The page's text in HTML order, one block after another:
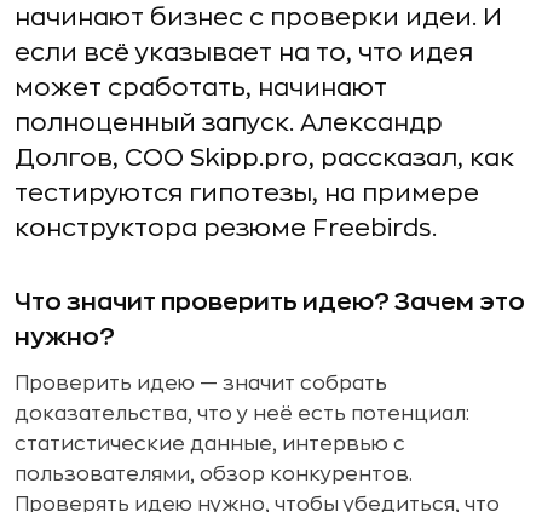
начинают бизнес с проверки идеи. И
если всё указывает на то, что идея
может сработать, начинают
полноценный запуск. Александр
Долгов, COO Skipp.pro, рассказал, как
тестируются гипотезы, на примере
конструктора резюме Freebirds.
Что значит проверить идею? Зачем это
нужно?
Проверить идею — значит собрать
доказательства, что у неё есть потенциал:
статистические данные, интервью с
пользователями, обзор конкурентов.
Проверять идею нужно, чтобы убедиться, что